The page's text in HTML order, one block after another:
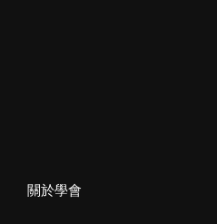
關於學會